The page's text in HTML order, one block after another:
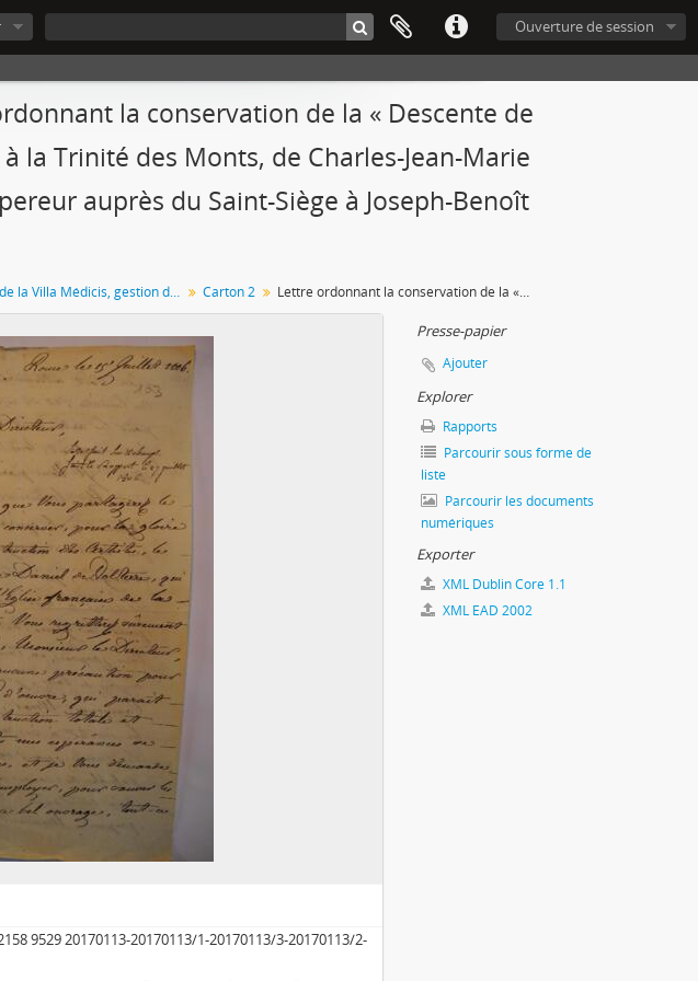
Ouverture de session
la conservation de la « Descente de
la Trinité des Monts, de Charles-Jean-Marie
auprès du Saint-Siège à Joseph-Benoît
Acquisition de la Villa Médicis, gestion des terrains, administration, restauration du palais Mancini Carton 2 Lettre ordonnant la conservation de la « Descente de Croix » de Daniele da Volterra à la Trinité des Monts, de Charles-Jean-Marie Alquier, ambassadeur de l’Empereur auprès du Saint-Siège à Joseph-Benoît Suvée, fol. 103-104
9529 20170113-20170113/1-20170113/3-20170113/2-
Presse-papier
Ajouter
Explorer
Rapports
Parcourir sous forme de
liste
Parcourir les documents
numériques
Exporter
XML Dublin Core 1.1
XML EAD 2002